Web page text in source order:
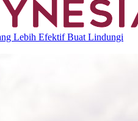
Lebih Efektif Buat Lindungi